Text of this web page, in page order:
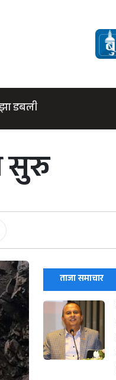
डबली
सुरु
ताजा समाचार